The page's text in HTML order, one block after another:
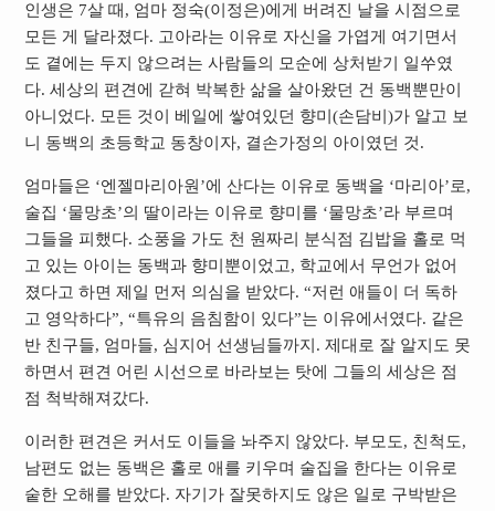
인생은 7살 때, 엄마 정숙(이정은)에게 버려진 날을 시점으로
모든 게 달라졌다. 고아라는 이유로 자신을 가엽게 여기면서
도 곁에는 두지 않으려는 사람들의 모순에 상처받기 일쑤였
다. 세상의 편견에 갇혀 박복한 삶을 살아왔던 건 동백뿐만이
아니었다. 모든 것이 베일에 쌓여있던 향미(손담비)가 알고 보
니 동백의 초등학교 동창이자, 결손가정의 아이였던 것.
엄마들은 ‘엔젤마리아원’에 산다는 이유로 동백을 ‘마리아’로,
술집 ‘물망초’의 딸이라는 이유로 향미를 ‘물망초’라 부르며
그들을 피했다. 소풍을 가도 천 원짜리 분식점 김밥을 홀로 먹
고 있는 아이는 동백과 향미뿐이었고, 학교에서 무언가 없어
졌다고 하면 제일 먼저 의심을 받았다. “저런 애들이 더 독하
고 영악하다”, “특유의 음침함이 있다”는 이유에서였다. 같은
반 친구들, 엄마들, 심지어 선생님들까지. 제대로 잘 알지도 못
하면서 편견 어린 시선으로 바라보는 탓에 그들의 세상은 점
점 척박해져갔다.
이러한 편견은 커서도 이들을 놔주지 않았다. 부모도, 친척도,
남편도 없는 동백은 홀로 애를 키우며 술집을 한다는 이유로
숱한 오해를 받았다. 자기가 잘못하지도 않은 일로 구박받은